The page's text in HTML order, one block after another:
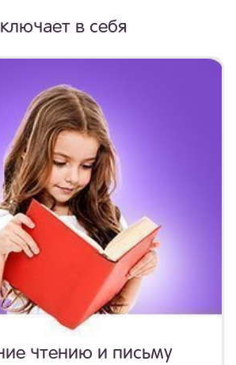
в себя
чтению и письму